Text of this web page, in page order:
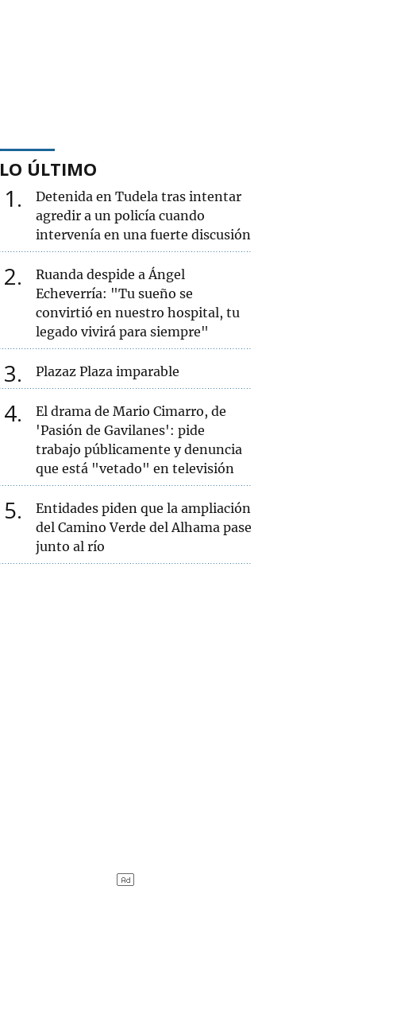
LO ÚLTIMO
1
Detenida en Tudela tras intentar
agredir a un policía cuando
intervenía en una fuerte discusión
2
Ruanda despide a Ángel
Echeverría: "Tu sueño se
convirtió en nuestro hospital, tu
legado vivirá para siempre"
3 Plazaz Plaza imparable
4
El drama de Mario Cimarro, de
'Pasión de Gavilanes': pide
trabajo públicamente y denuncia
que está "vetado" en televisión
5
Entidades piden que la ampliación
del Camino Verde del Alhama pase
junto al río